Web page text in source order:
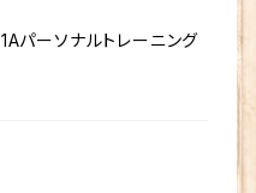
ーソナルトレーニング